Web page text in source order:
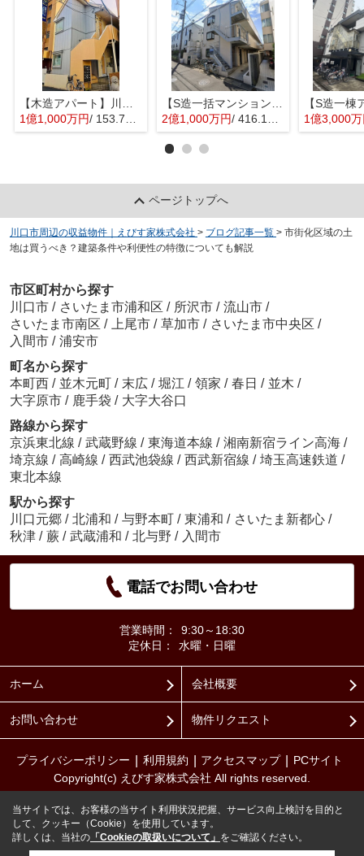
1億1,000万円/ 153.76㎡
2億1,000万円/ 416.16㎡ 1億3,000
ページトップへ
川口市周辺の収益物件｜えびす家株式会社 > ブログ記事一覧 > 市街化区域の土
地は買うべき？建築条件や利便性の特徴についても解説
市区町村から探す
川口市 / さいたま市浦和区 / 所沢市 / 流山市 /
さいたま市南区 / 上尾市 / 草加市 / さいたま市中央区 /
入間市 / 浦安市
町名から探す
本町西 / 並木元町 / 末広 / 堀江 / 領家 / 春日 / 並木 /
大字原市 / 鹿手袋 / 大字大谷口
路線から探す
京浜東北線 / 武蔵野線 / 東海道本線 / 湘南新宿ライン高海 /
埼京線 / 高崎線 / 西武池袋線 / 西武新宿線 / 埼玉高速鉄道 /
東北本線
駅から探す
川口元郷 / 北浦和 / 与野本町 / 東浦和 / さいたま新都心 /
秋津 / 蕨 / 武蔵浦和 / 北与野 / 入間市
電話でお問い合わせ
営業時間：
9:30～18:30
定休日：
水曜・日曜
ホーム 会社概要
お問い合わせ 物件リクエスト
プライバシーポリシー 利用規約 アクセスマップ
PCサイト
Copyright(c) えびす家株式会社 All rights reserved.
当サイトでは、お客様の当サイト利用状況把握、サービス向上検討を目的と
して、クッキー（Cookie）を使用しています。
詳しくは、当社の 「Cookieの取扱いについて」 をご確認ください。